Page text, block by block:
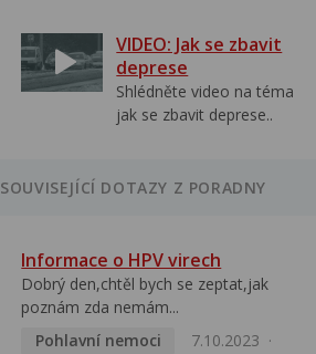
VIDEO: Jak se zbavit
deprese
Shlédněte video na téma
jak se zbavit deprese..
SOUVISEJÍCÍ DOTAZY Z PORADNY
Informace o HPV virech
Dobrý den,chtěl bych se zeptat,jak
poznám zda nemám...
Pohlavní nemoci
7.10.2023